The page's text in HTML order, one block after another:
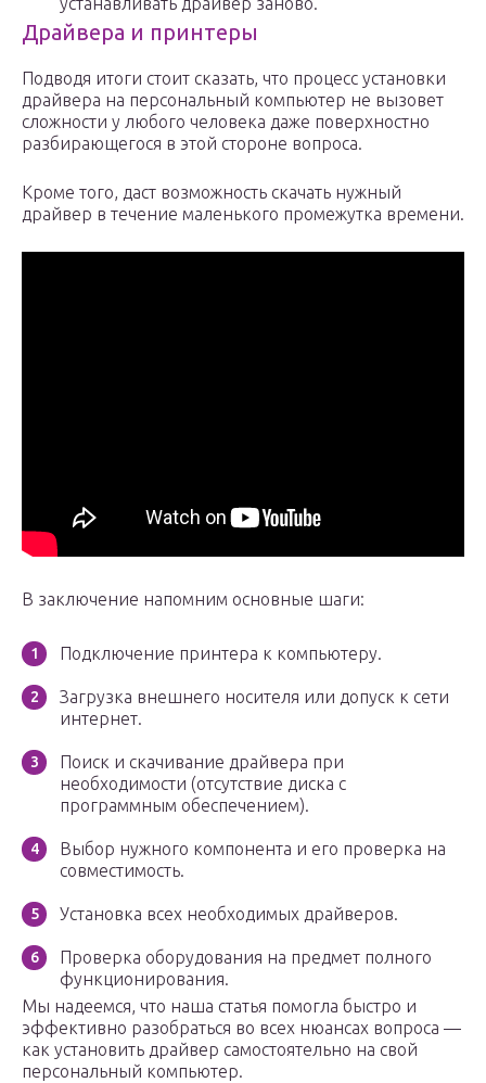
Драйвера и принтеры
Подводя итоги стоит сказать, что процесс установки
драйвера на персональный компьютер не вызовет
сложности у любого человека даже поверхностно
разбирающегося в этой стороне вопроса.
Кроме того, даст возможность скачать нужный
драйвер в течение маленького промежутка времени.
В заключение напомним основные шаги:
Подключение принтера к компьютеру.
Загрузка внешнего носителя или допуск к сети
интернет.
Поиск и скачивание драйвера при
необходимости (отсутствие диска с
программным обеспечением).
Выбор нужного компонента и его проверка на
совместимость.
Установка всех необходимых драйверов.
Проверка оборудования на предмет полного
функционирования.
Мы надеемся, что наша статья помогла быстро и
эффективно разобраться во всех нюансах вопроса —
как установить драйвер самостоятельно на свой
персональный компьютер.